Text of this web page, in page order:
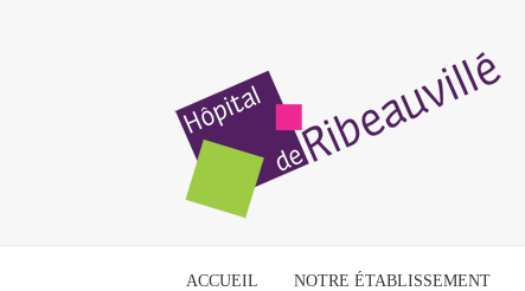
ACCUEIL NOTRE ÉTABLISSEMENT